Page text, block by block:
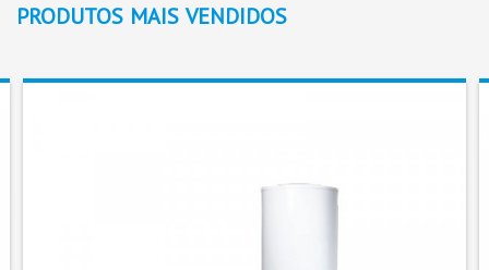
PRODUTOS MAIS VENDIDOS